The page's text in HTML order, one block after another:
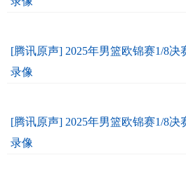
[腾讯原声] 2025年男篮欧锦赛1/8决
录像
[腾讯原声] 2025年男篮欧锦赛1/8决
录像